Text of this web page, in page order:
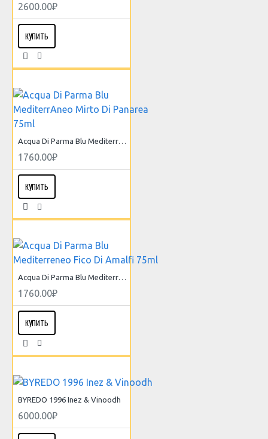
2600.00₽
КУПИТЬ
Acqua Di Parma Blu MediterrAneo Mirto Di Panarea 75ml
1760.00₽
КУПИТЬ
Acqua Di Parma Blu Mediterreneo Fico Di Amalfi 75ml
1760.00₽
КУПИТЬ
BYREDO 1996 Inez & Vinoodh
6000.00₽